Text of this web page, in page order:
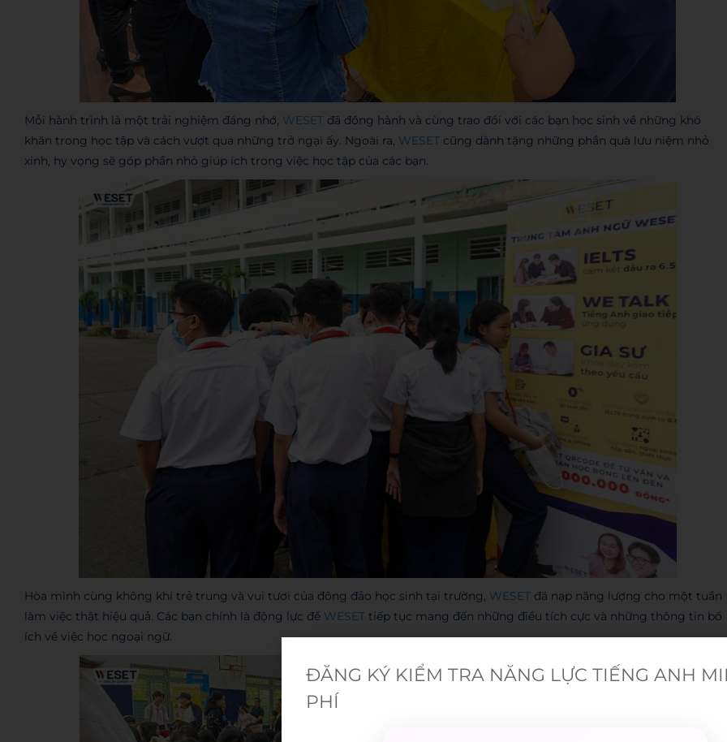
Mỗi hành trình là một trải nghiệm đáng nhớ, WESET đã đồng hành và cùng trao đổi với các bạn học sinh về những khó
khăn trong học tập và cách vượt qua những trở ngại ấy. Ngoài ra, WESET cũng dành tặng những phần quà lưu niệm nhỏ
xinh, hy vọng sẽ góp phần nhỏ giúp ích trong việc học tập của các bạn.
Hòa mình cùng không khí trẻ trung và vui tươi của đông đảo học sinh tại trường, WESET đã nạp năng lượng cho một tuần
làm việc thật hiệu quả. Các bạn chính là động lực để WESET tiếp tục mang đến những điều tích cực và những thông tin bổ
ích về việc học ngoại ngữ.
ĐĂNG KÝ KIỂM TRA NĂNG LỰC TIẾNG ANH
PHÍ